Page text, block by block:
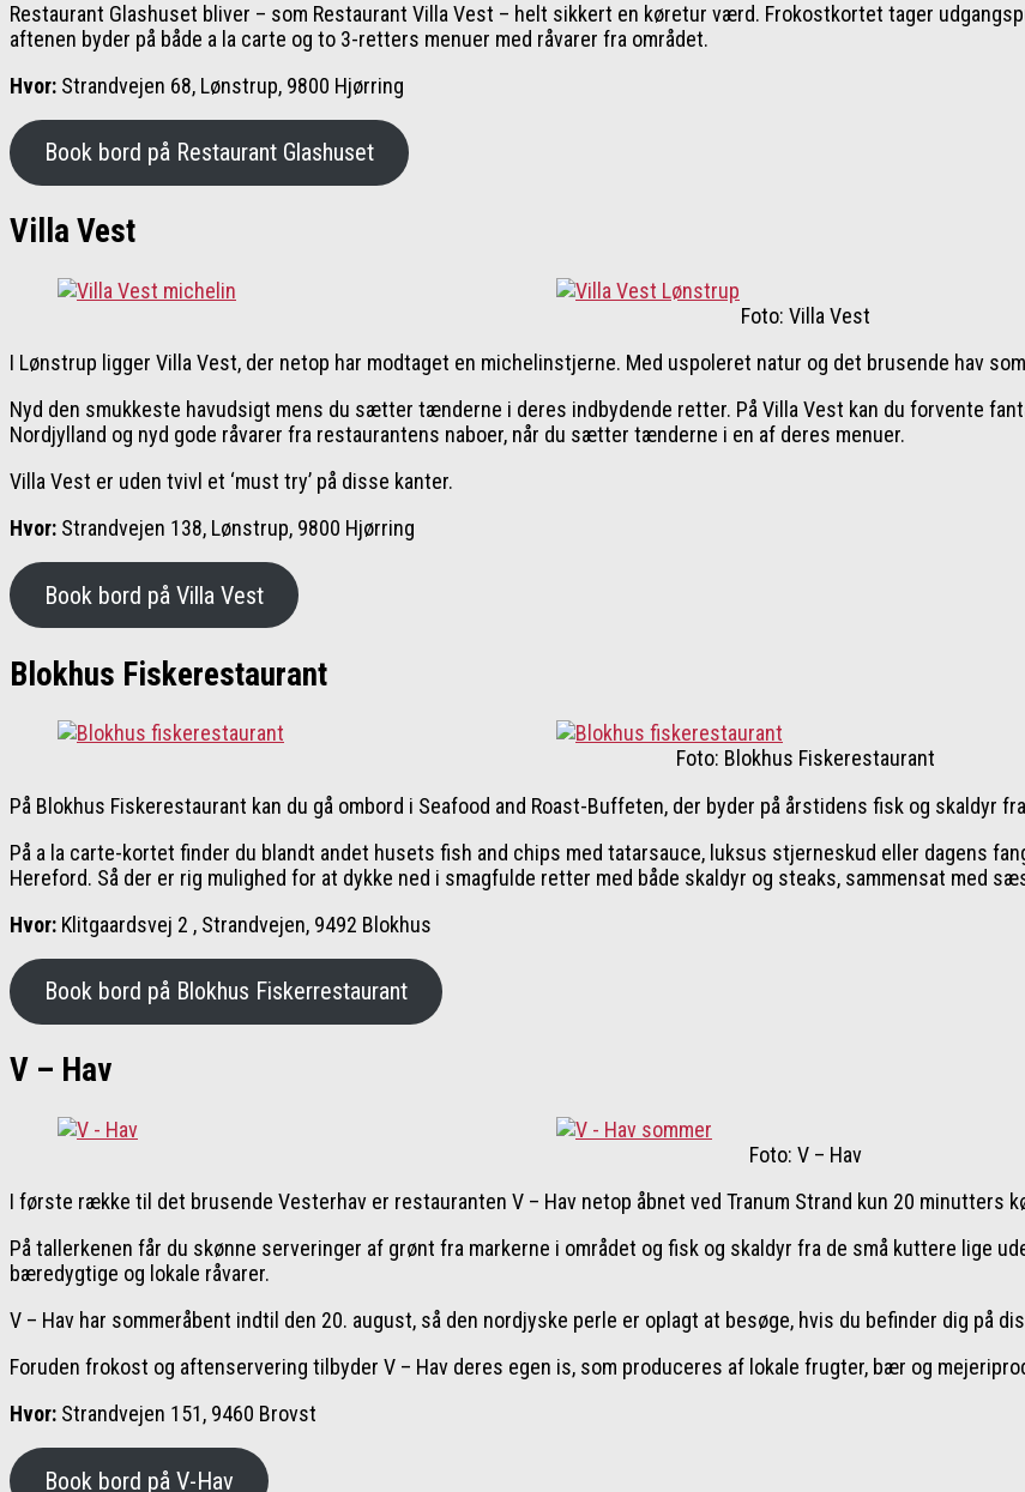
Restaurant Glashuset bliver – som Restaurant Villa Vest – helt sikkert en køretur værd. Frokostkortet tager
aftenen byder på både a la carte og to 3-retters menuer med råvarer fra området.
Hvor: Strandvejen 68, Lønstrup, 9800 Hjørring
Book bord på Restaurant Glashuset
Villa Vest
Foto: Villa Vest
I Lønstrup ligger Villa Vest, der netop har modtaget en michelinstjerne. Med uspoleret natur og det brusende hav
Nyd den smukkeste havudsigt mens du sætter tænderne i deres indbydende retter. På Villa Vest kan du forvente
Nordjylland og nyd gode råvarer fra restaurantens naboer, når du sætter tænderne i en af deres menuer.
Villa Vest er uden tvivl et ‘must try’ på disse kanter.
Hvor: Strandvejen 138, Lønstrup, 9800 Hjørring
Book bord på Villa Vest
Blokhus Fiskerestaurant
Foto: Blokhus Fiskerestaurant
På Blokhus Fiskerestaurant kan du gå ombord i Seafood and Roast-Bu­ffeten, der byder på årstidens fisk og
På a la carte-kortet finder du blandt andet husets fish and chips med tatarsauce, luksus stjerneskud eller dagens
Hereford. Så der er rig mulighed for at dykke ned i smagfulde retter med både skaldyr og steaks, sammensat med
Hvor: Klitgaardsvej 2 , Strandvejen, 9492 Blokhus
Book bord på Blokhus Fiskerrestaurant
V – Hav
Foto: V – Hav
I første række til det brusende Vesterhav er restauranten V – Hav netop åbnet ved Tranum Strand kun 20 minutters
På tallerkenen får du skønne serveringer af grønt fra markerne i området og fisk og skaldyr fra de små kuttere lige
bæredygtige og lokale råvarer.
V – Hav har sommeråbent indtil den 20. august, så den nordjyske perle er oplagt at besøge, hvis du befinder dig på
Foruden frokost og aftenservering tilbyder V – Hav deres egen is, som produceres af lokale frugter, bær og
Hvor: Strandvejen 151, 9460 Brovst
Book bord på V-Hav